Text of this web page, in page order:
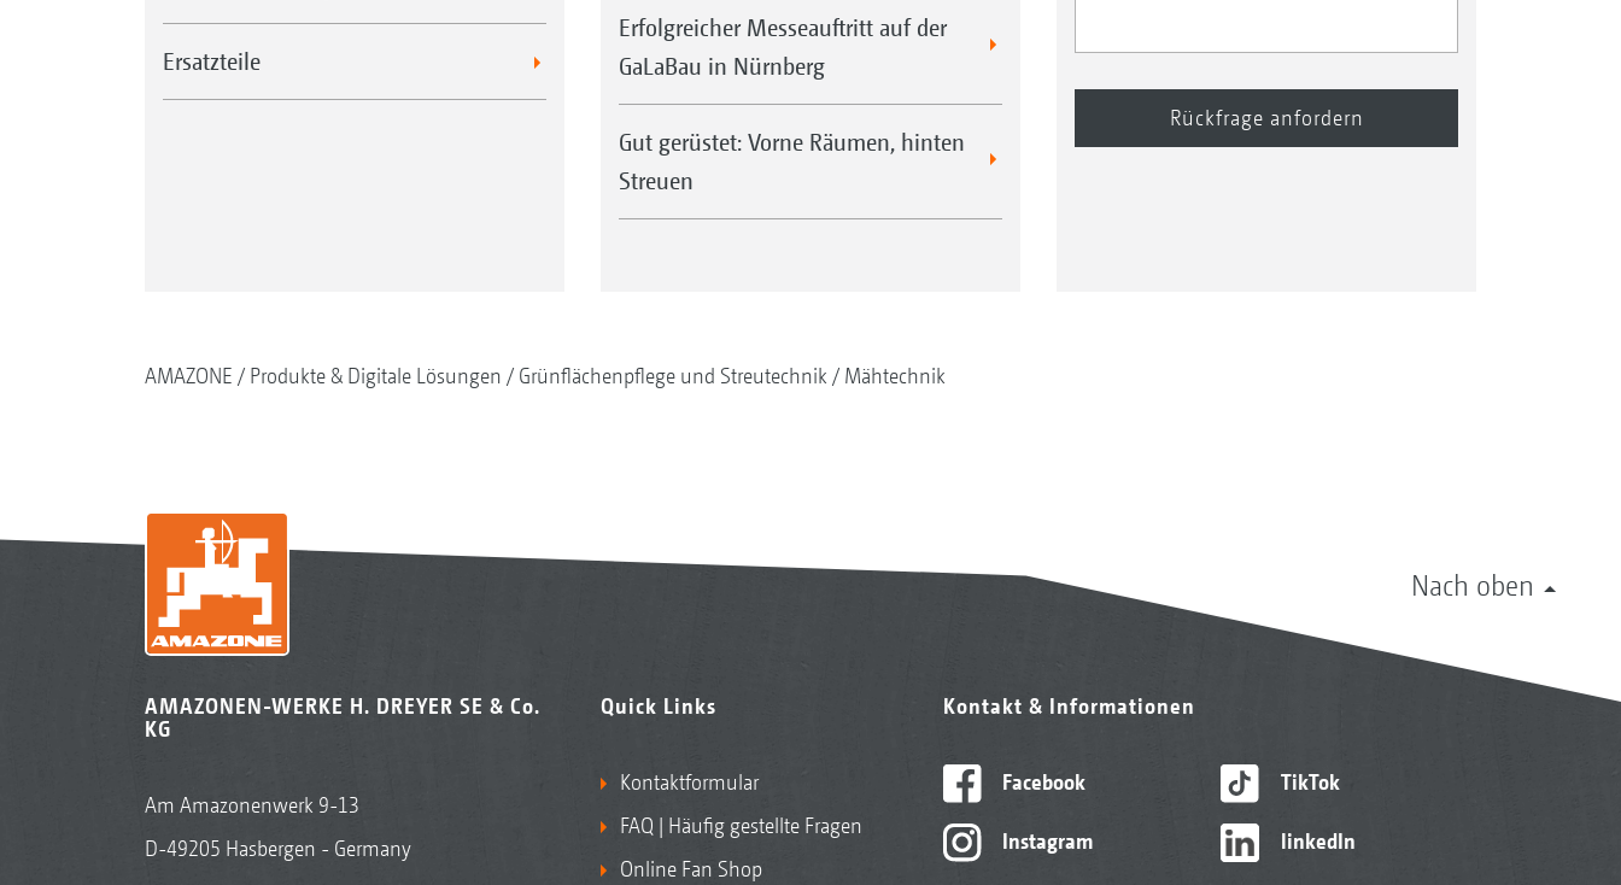
Ersatzteile
Erfolgreicher Messeauftritt auf der
GaLaBau in Nürnberg
Gut gerüstet: Vorne Räumen, hinten
Streuen
AMAZONE Produkte & Digitale Lösungen Grünflächenpflege und Streutechnik Mähtechnik
Nach oben
AMAZONEN-WERKE H. DREYER SE & Co.
KG
Am Amazonenwerk 9-13
D-49205 Hasbergen - Germany
Quick Links
Kontaktformular
FAQ | Häufig gestellte Fragen
Online Fan Shop
Kontakt & Informationen
Facebook
Instagram
TikTok
linkedIn